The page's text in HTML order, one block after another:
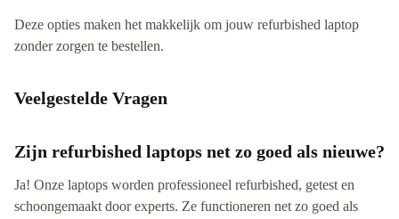
Deze opties maken het makkelijk om jouw refurbished laptop
zonder zorgen te bestellen.
Veelgestelde Vragen
Zijn refurbished laptops net zo goed als nieuwe?
Ja! Onze laptops worden professioneel refurbished, getest en
schoongemaakt door experts. Ze functioneren net zo goed als